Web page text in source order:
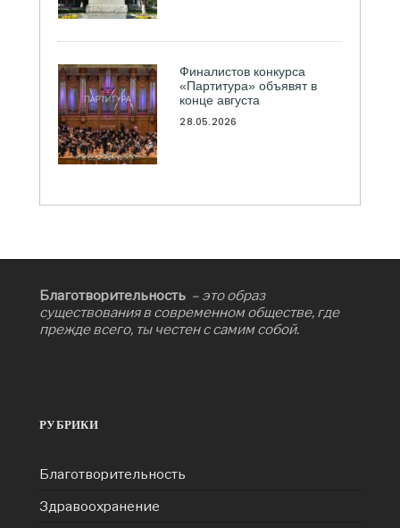
Финалистов конкурса
«Партитура» объявят в
конце августа
28.05.2026
Благотворительность – это образ
существования в современном обществе, где
прежде всего, ты честен с самим собой.
РУБРИКИ
Благотворительность
Здравоохранение